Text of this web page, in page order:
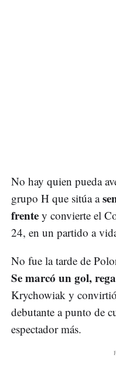
No hay quien pueda
grupo H que sitúa a
frente y convierte el
24, en un partido a
No fue la tarde de
Se marcó un gol,
Krychowiak y
debutante a punto de
espectador más.